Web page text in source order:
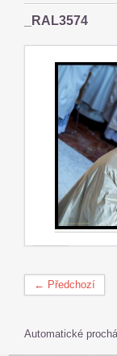
_RAL3574
← Předchozí
Automatické